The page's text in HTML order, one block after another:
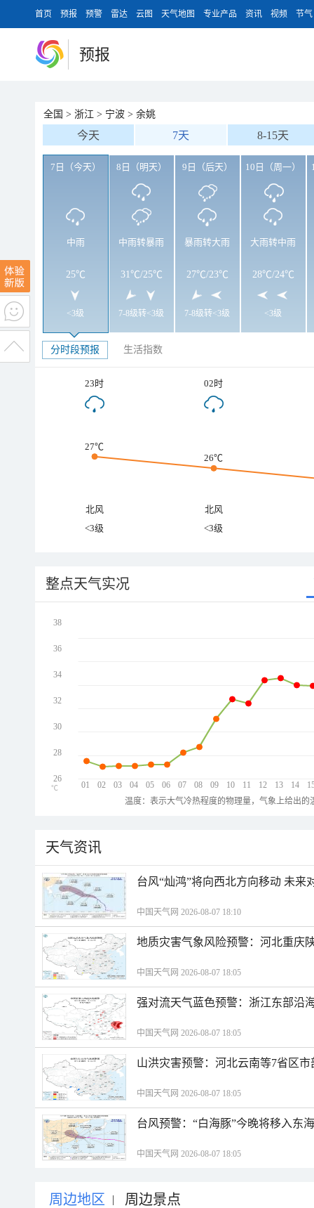
首页 预报 预警 雷达 云图 天气地图 专业产品 资讯 视频 节气
预报
全国 > 浙江 > 宁波 > 余姚
今天 7天 8-15天
7日（今天）
中雨
25℃
<3级
8日（明天）
中雨转暴雨
31℃/25℃
7-8级转<3级
9日（后天）
暴雨转大雨
27℃/23℃
7-8级转<3级
10日（周一）
大雨转中雨
28℃/24℃
<3级
分时段预报 生活指数
23时 02时
27℃
26℃
北风
北风
<3级
<3级
整点天气实况
01 02 03 04 05 06 07 08 09 10 11 12 13 14
38
36
34
32
30
28
26
℃
温度：表示大气冷热程度的物理量，气象上给出
天气资讯
台风“灿鸿”将向西北方向移动 未来
中国天气网 2026-08-07 18:10
地质灾害气象风险预警：河北重庆
中国天气网 2026-08-07 18:05
强对流天气蓝色预警：浙江东部沿
中国天气网 2026-08-07 18:05
山洪灾害预警：河北云南等7省区
中国天气网 2026-08-07 18:05
台风预警：“白海豚”今晚将移入东
中国天气网 2026-08-07 18:05
周边地区 | 周边景点